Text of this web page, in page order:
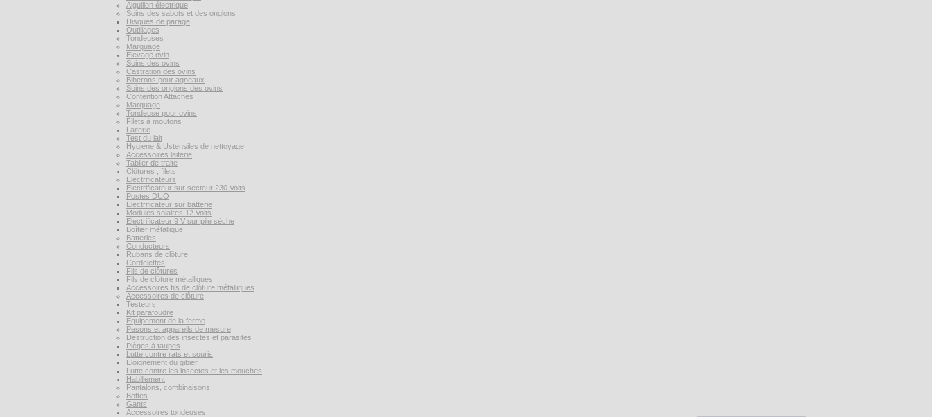
Aiguillon électrique
Soins des sabots et des onglons
Disques de parage
Outillages
Tondeuses
Marquage
Elevage ovin
Soins des ovins
Castration des ovins
Biberons pour agneaux
Soins des onglons des ovins
Contention Attaches
Marquage
Tondeuse pour ovins
Filets à moutons
Laiterie
Test du lait
Hygiène & Ustensiles de nettoyage
Accessoires laiterie
Tablier de traite
Clôtures , filets
Electrificateurs
Electrificateur sur secteur 230 Volts
Postes DUO
Electrificateur sur batterie
Modules solaires 12 Volts
Electrificateur 9 V sur pile sèche
Boîtier métallique
Batteries
Conducteurs
Rubans de clôture
Cordelettes
Fils de clôtures
Fils de clôture métalliques
Accessoires fils de clôture métalliques
Accessoires de clôture
Testeurs
Kit parafoudre
Equipement de la ferme
Pesons et appareils de mesure
Destruction des insectes et parasites
Pièges à taupes
Lutte contre rats et souris
Eloignement du gibier
Lutte contre les insectes et les mouches
Habillement
Pantalons, combinaisons
Bottes
Gants
Accessoires tondeuses